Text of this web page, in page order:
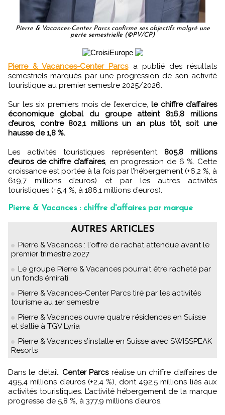
Pierre & Vacances-Center Parcs confirme ses objectifs malgré une
perte semestrielle (©PV/CP)
Pierre & Vacances-Center Parcsa publié des résultats
semestriels marqués par une progression de son activité
touristique au premier semestre 2025/2026.
Sur les six premiers mois de l’exercice, le chiffre d’affaires
économique global du groupe atteint 816,8 millions
d’euros, contre 802,1 millions un an plus tôt, soit une
hausse de 1,8 %.
Les activités touristiques représentent 805,8 millions
d’euros de chiffre d’affaires, en progression de 6 %. Cette
croissance est portée à la fois par l’hébergement (+6,2 %, à
619,7 millions d’euros) et par les autres activités
touristiques (+5,4 %, à 186,1 millions d’euros).
Pierre & Vacances : chiffre d'affaires par marque
AUTRES ARTICLES
Pierre & Vacances : l'offre de rachat attendue avant le
premier trimestre 2027
Le groupe Pierre & Vacances pourrait être racheté par
un fonds émirati
Pierre & Vacances-Center Parcs tiré par les activités
tourisme au 1er semestre
Pierre & Vacances ouvre quatre résidences en Suisse
et s’allie à TGV Lyria
Pierre & Vacances s’installe en Suisse avec SWISSPEAK
Resorts
Dans le détail, Center Parcsréalise un chiffre d’affaires de
495,4 millions d’euros (+2,4 %), dont 492,5 millions liés aux
activités touristiques. L’activité hébergement de la marque
progresse de 5,8 %, à 377,9 millions d’euros.